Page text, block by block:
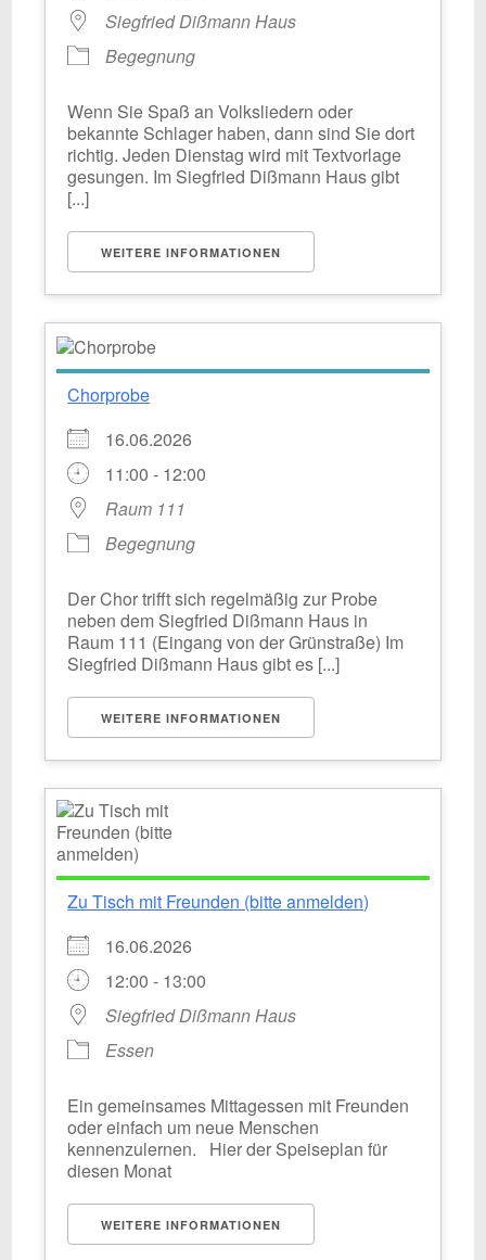
Siegfried Dißmann Haus
Begegnung
Wenn Sie Spaß an Volksliedern oder
bekannte Schlager haben, dann sind Sie dort
richtig. Jeden Dienstag wird mit Textvorlage
gesungen. Im Siegfried Dißmann Haus gibt
[...]
WEITERE INFORMATIONEN
Chorprobe
16.06.2026
11:00 - 12:00
Raum 111
Begegnung
Der Chor trifft sich regelmäßig zur Probe
neben dem Siegfried Dißmann Haus in
Raum 111 (Eingang von der Grünstraße) Im
Siegfried Dißmann Haus gibt es [...]
WEITERE INFORMATIONEN
Zu Tisch mit Freunden (bitte anmelden)
16.06.2026
12:00 - 13:00
Siegfried Dißmann Haus
Essen
Ein gemeinsames Mittagessen mit Freunden
oder einfach um neue Menschen
kennenzulernen. Hier der Speiseplan für
diesen Monat
WEITERE INFORMATIONEN